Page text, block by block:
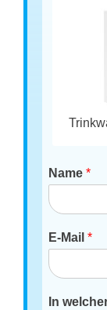
Name*
E-Mail*
In